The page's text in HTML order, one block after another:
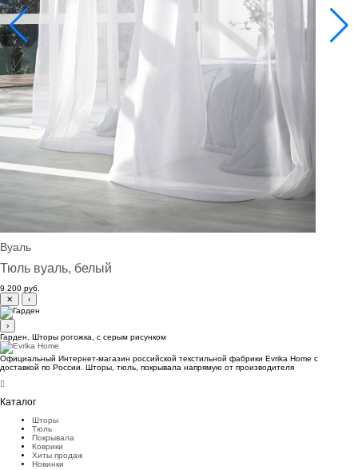
Вуаль
Тюль вуаль, белый
9 200 руб.
✕
‹
›
Гарден. Шторы рогожка, с серым рисунком
Официальный Интернет-магазин российской текстильной фабрики Evrika Home c
доставкой по России. Шторы, тюль, покрывала напрямую от производителя
Каталог
Шторы
Тюль
Покрывала
Коврики
Хиты продаж
Новинки